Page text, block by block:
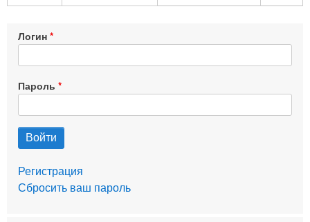
Логин
Пароль
Регистрация
Сбросить ваш пароль